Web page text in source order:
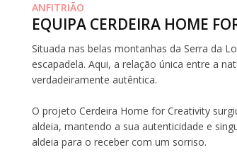
ANFITRIÃO
EQUIPA CERDEIRA HOME
Situada nas belas montanhas da Serra da
escapadela. Aqui, a relação única entre a
verdadeiramente autêntica.
O projeto Cerdeira Home for Creativity
aldeia, mantendo a sua autenticidade e
aldeia para o receber com um sorriso.